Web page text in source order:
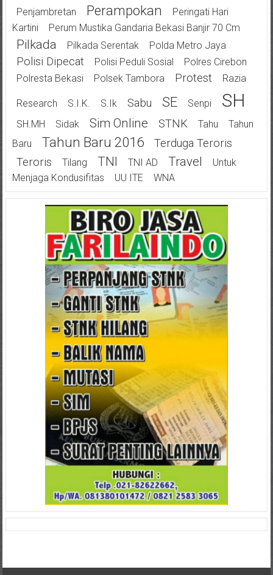
Penjambretan
Perampokan
Peringati Hari
Kartini
Perum Mustika Gandaria Bekasi Banjir 70 Cm
Pilkada Pilkada Serentak Polda Metro Jaya
Polisi Dipecat Polisi Peduli Sosial
Polres Cirebon
Polresta Bekasi
Polsek Tambora Protest Razia
Research S.I.K. S.Ik Sabu SE Senpi SH
SH.MH Sidak Sim Online STNK Tahu
Tahun
Baru
Tahun Baru 2016
Terduga Teroris
Teroris
Tilang TNI TNI AD Travel
Untuk
Menjaga Kondusifitas
UU ITE WNA